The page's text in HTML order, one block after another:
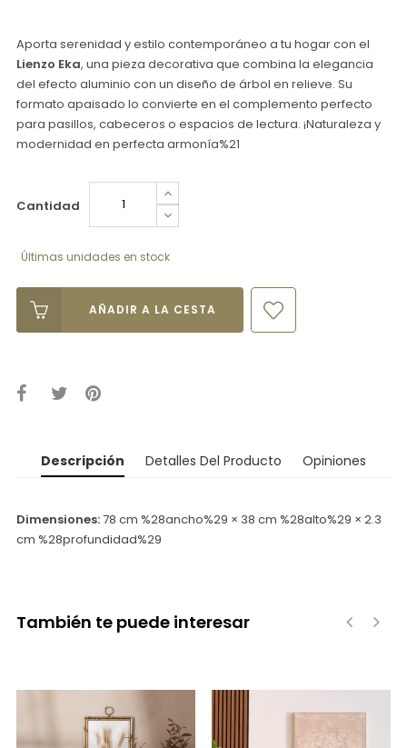
Aporta serenidad y estilo contemporáneo a tu hogar con el
Lienzo Eka, una pieza decorativa que combina la elegancia
del efecto aluminio con un diseño de árbol en relieve. Su
formato apaisado lo convierte en el complemento perfecto
para pasillos, cabeceros o espacios de lectura. ¡Naturaleza y
modernidad en perfecta armonía%21
Cantidad
Últimas unidades en stock
AÑADIR A LA CESTA
Descripción Detalles Del Producto Opiniones
Dimensiones:78 cm %28ancho%29 × 38 cm %28alto%29 × 2.3
cm %28profundidad%29
También te puede interesar